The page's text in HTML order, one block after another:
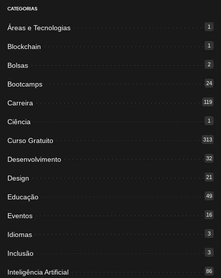
CATEGORIAS
Áreas e Tecnologias 1
Blockchain 1
Bolsas 2
Bootcamps 24
Carreira 119
Ciência 1
Curso Gratuito 313
Desenvolvimento 32
Design 21
Educação 49
Eventos 16
Idiomas 3
Inclusão 3
Inteligência Artificial 86